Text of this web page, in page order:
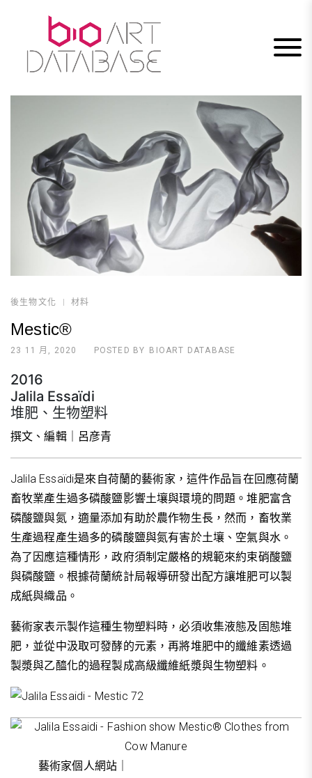
後生物文化 材料
Mestic®
23 11 月, 2020 POSTED BY BIOART DATABASE
2016
Jalila Essaïdi
堆肥、生物塑料
撰文、編輯｜呂彦青
Jalila Essaïdi是來自荷蘭的藝術家，這件作品旨在回應荷蘭
畜牧業產生過多磷酸鹽影響土壤與環境的問題。堆肥富含
磷酸鹽與氮，適量添加有助於農作物生長，然而，畜牧業
生產過程產生過多的磷酸鹽與氮有害於土壤、空氣與水。
為了因應這種情形，政府須制定嚴格的規範來約束硝酸鹽
與磷酸鹽。根據荷蘭統計局報導研發出配方讓堆肥可以製
成紙與織品。
藝術家表示製作這種生物塑料時，必須收集液態及固態堆
肥，並從中汲取可發酵的元素，再將堆肥中的纖維素透過
製漿與乙醯化的過程製成高級纖維紙漿與生物塑料。
藝術家個人網站｜